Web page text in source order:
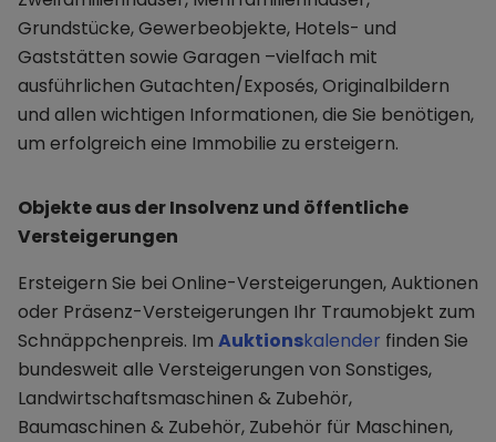
Grundstücke, Gewerbeobjekte, Hotels- und
Gaststätten sowie Garagen –vielfach mit
ausführlichen Gutachten/Exposés, Originalbildern
und allen wichtigen Informationen, die Sie benötigen,
um erfolgreich eine Immobilie zu ersteigern.
Objekte aus der Insolvenz und öffentliche
Versteigerungen
Ersteigern Sie bei Online-Versteigerungen, Auktionen
oder Präsenz-Versteigerungen Ihr Traumobjekt zum
Schnäppchenpreis. Im Auktionskalender finden Sie
bundesweit alle Versteigerungen von Sonstiges,
Landwirtschaftsmaschinen & Zubehör,
Baumaschinen & Zubehör, Zubehör für Maschinen,